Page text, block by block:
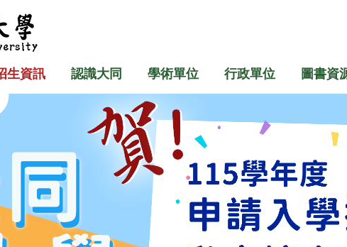
生資訊 認識大同 學術單位 行政單位 圖書資